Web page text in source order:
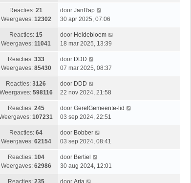
Reacties: 21
Weergaves: 12302
door JanRap
30 apr 2025, 07:06
Reacties: 15
Weergaves: 11041
door Heidebloem
18 mar 2025, 13:39
Reacties: 333
Weergaves: 85430
door DDD
07 mar 2025, 08:37
Reacties: 3126
Weergaves: 598116
door DDD
22 nov 2024, 21:58
Reacties: 245
107231
door GerefGemeente-lid
03 sep 2024, 22:51
Reacties: 64
Weergaves: 62154
door Bobber
03 sep 2024, 08:41
Reacties: 104
Weergaves: 62986
door Bertiel
30 aug 2024, 12:01
Reacties: 235
door Arja